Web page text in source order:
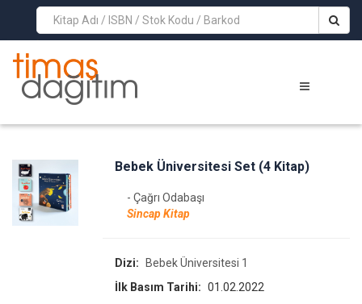
>
Bebek Üniversitesi Set (4 Kitap)
- Çağrı Odabaşı
Sincap Kitap
Dizi:
Bebek Üniversitesi 1
İlk Basım Tarihi: 01.02.2022